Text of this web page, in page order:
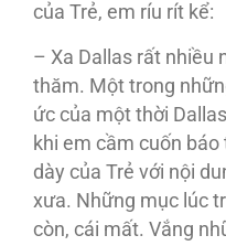
của Trẻ, em ríu rít kể:
– Xa Dallas rất nhiều
thăm. Một trong
ức của một thời
khi em cầm cuốn
dày của Trẻ với nội
xưa. Những mục lúc
còn, cái mất. Vắng